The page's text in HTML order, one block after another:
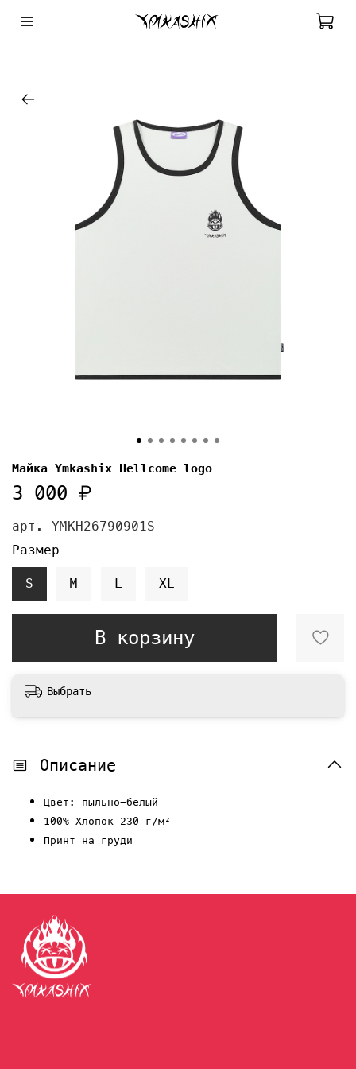
арт. YMKH26790901S
Майка Ymkashix Hellcome logo
3 000 ₽
В корзину
Размер
S M L XL
Выбрать
Описание
Цвет: пыльно-белый
100% Хлопок 230 г/м²
Принт на груди